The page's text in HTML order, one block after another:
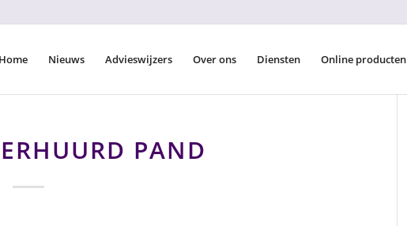
Nieuws Advieswijzers Over ons Diensten Online producten
PAND